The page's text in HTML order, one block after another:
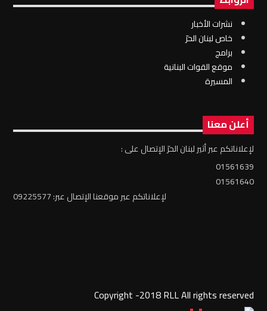
نشرات الأخبار
خاص لبنان الحرّ
برامج
موقع القوات البنانية
المسيرة
أعلن معنا
لإعلاناتكم عبر أثير لبنان الحرّ الإتصال على :
01561639
01561640
لإعلاناتكم عبر موقعنا الإتصال عبر: 09225577
Copyright -2018 RLL All rights reserved